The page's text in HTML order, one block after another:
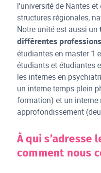
l'université de Nantes
structures régionales,
Notre unité est aussi un
différentes professions
étudiantes en master 1
étudiants et étudiantes
les internes en
un interne temps plein
formation) et un interne
approfondissement
À qui s’adresse
comment nous